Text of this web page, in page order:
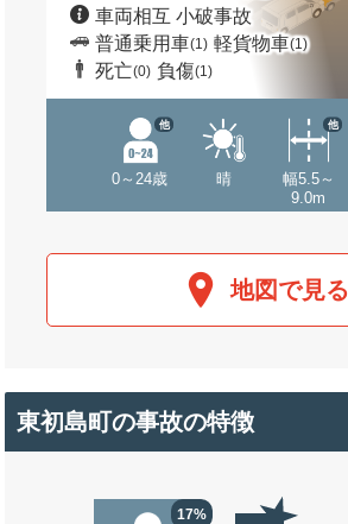
車両相互 小破事故
普通乗用車(1) 軽貨物車(1)
死亡(0) 負傷(1)
0～24歳
他
晴
幅5.5～
9.0m
他
地図で見る
東初島町の事故の特徴
17%